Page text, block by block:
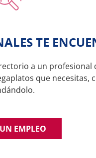
TE
a un profesional
que necesitas,
EMPLEO